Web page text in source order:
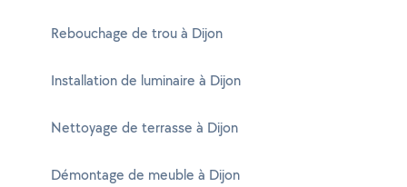
Rebouchage de trou à Dijon
Installation de luminaire à Dijon
Nettoyage de terrasse à Dijon
Démontage de meuble à Dijon